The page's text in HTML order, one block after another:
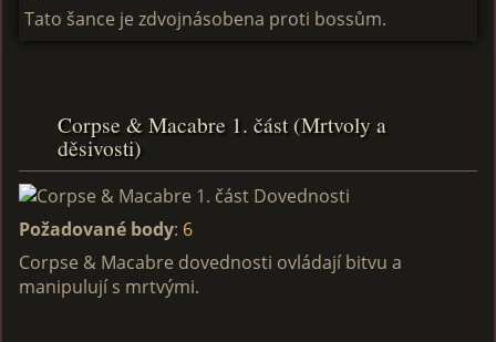
Tato šance je zdvojnásobena proti bossům.
Corpse & Macabre 1. část (Mrtvoly a
děsivosti)
Požadované body: 6
Corpse & Macabre dovednosti ovládají bitvu a
manipulují s mrtvými.